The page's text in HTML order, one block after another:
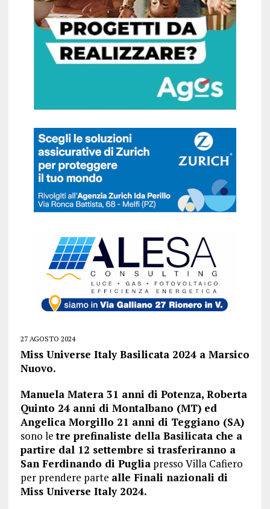
27 AGOSTO 2024
Miss Universe Italy Basilicata 2024 a Marsico
Nuovo.
Manuela Matera 31 anni di Potenza, Roberta
Quinto 24 anni di Montalbano (MT) ed
Angelica Morgillo 21 anni di Teggiano (SA)
sono letre prefinaliste della Basilicata che a
partire dal 12 settembre si trasferiranno a
San Ferdinando di Pugliapresso Villa Cafiero
per prendere parte alle Finali nazionali di
Miss Universe Italy 2024.